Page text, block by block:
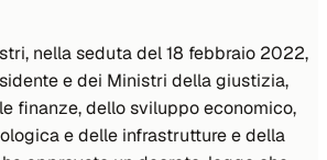
nella seduta del 18 febbraio 2022,
e dei Ministri della giustizia,
finanze, dello sviluppo economico,
e delle infrastrutture e della